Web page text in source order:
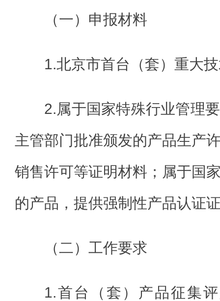
（一）申报材料
1.北京市首台（套）重大
2.属于国家特殊行业管理
主管部门批准颁发的产品生产
销售许可等证明材料；属于国
的产品，提供强制性产品认证
（二）工作要求
1.首台（套）产品征集